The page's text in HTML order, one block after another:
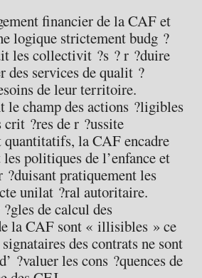
financier de la CAF et
logique strictement budg ?
les collectivit ?s ? r ?duire
des services de qualit ?
de leur territoire.
champ des actions ?ligibles
crit ?res de r ?ussite
la CAF encadre
politiques de l’enfance et
?duisant pratiquement les
unilat ?ral autoritaire.
de calcul des
la CAF sont « illisibles » ce
des contrats ne sont
?valuer les cons ?quences de